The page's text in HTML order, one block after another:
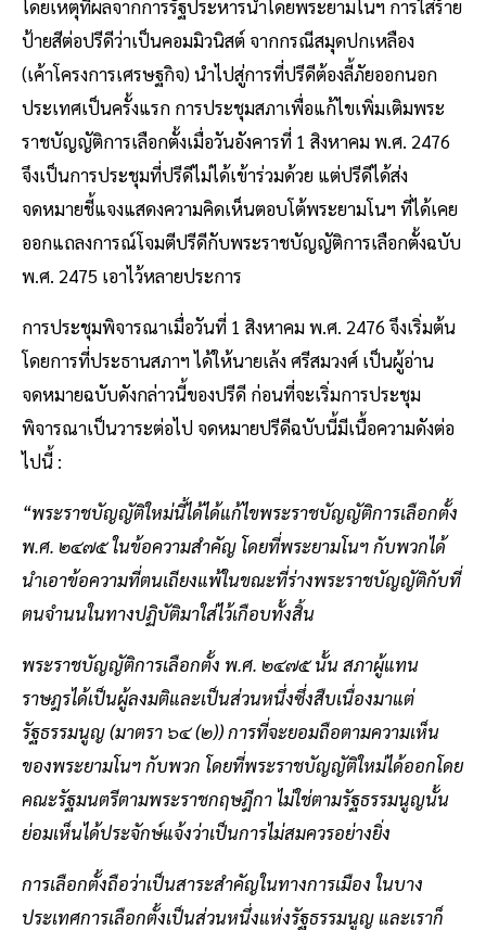
โดยเหตุที่ผลจากการรัฐประหารนำโดยพระยามโนฯ การใส่ร้าย
ป้ายสีต่อปรีดีว่าเป็นคอมมิวนิสต์ จากกรณีสมุดปกเหลือง
(เค้าโครงการเศรษฐกิจ) นำไปสู่การที่ปรีดีต้องลี้ภัยออกนอก
ประเทศเป็นครั้งแรก การประชุมสภาเพื่อแก้ไขเพิ่มเติมพระ
ราชบัญญัติการเลือกตั้งเมื่อวันอังคารที่ 1 สิงหาคม พ.ศ. 2476
จึงเป็นการประชุมที่ปรีดีไม่ได้เข้าร่วมด้วย แต่ปรีดีได้ส่ง
จดหมายชี้แจงแสดงความคิดเห็นตอบโต้พระยามโนฯ ที่ได้เคย
ออกแถลงการณ์โจมตีปรีดีกับพระราชบัญญัติการเลือกตั้งฉบับ
พ.ศ. 2475 เอาไว้หลายประการ
การประชุมพิจารณาเมื่อวันที่ 1 สิงหาคม พ.ศ. 2476 จึงเริ่มต้น
โดยการที่ประธานสภาฯ ได้ให้นายเล้ง ศรีสมวงศ์ เป็นผู้อ่าน
จดหมายฉบับดังกล่าวนี้ของปรีดี ก่อนที่จะเริ่มการประชุม
พิจารณาเป็นวาระต่อไป จดหมายปรีดีฉบับนี้มีเนื้อความดังต่อ
ไปนี้ :
“พระราชบัญญัติใหม่นี้ได้ได้แก้ไขพระราชบัญญัติการเลือกตั้ง
พ.ศ. ๒๔๗๕ ในข้อความสำคัญ โดยที่พระยามโนฯ กับพวกได้
นำเอาข้อความที่ตนเถียงแพ้ในขณะที่ร่างพระราชบัญญัติกับที่
ตนจำนนในทางปฏิบัติมาใส่ไว้เกือบทั้งสิ้น
พระราชบัญญัติการเลือกตั้ง พ.ศ. ๒๔๗๕ นั้น สภาผู้แทน
ราษฎรได้เป็นผู้ลงมติและเป็นส่วนหนึ่งซึ่งสืบเนื่องมาแต่
รัฐธรรมนูญ (มาตรา ๖๔ (๒)) การที่จะยอมถือตามความเห็น
ของพระยามโนฯ กับพวก โดยที่พระราชบัญญัติใหม่ได้ออกโดย
คณะรัฐมนตรีตามพระราชกฤษฎีกา ไม่ใช่ตามรัฐธรรมนูญนั้น
ย่อมเห็นได้ประจักษ์แจ้งว่าเป็นการไม่สมควรอย่างยิ่ง
การเลือกตั้งถือว่าเป็นสาระสำคัญในทางการเมือง ในบาง
ประเทศการเลือกตั้งเป็นส่วนหนึ่งแห่งรัฐธรรมนูญ และเราก็